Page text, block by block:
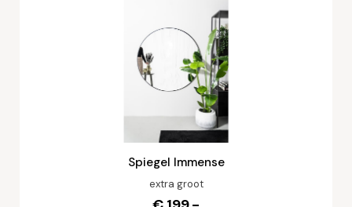
Spiegel Immense
extra groot